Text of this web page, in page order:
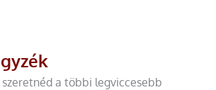
szeretnéd a többi legviccesebb